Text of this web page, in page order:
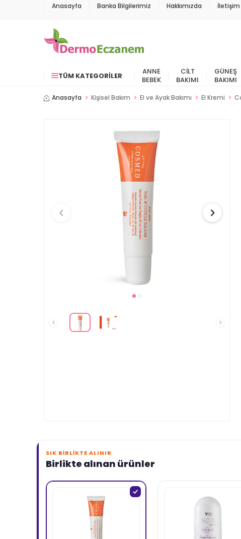
Anasayfa Banka Bilgilerimiz Hakkımızda İletişim
TÜM KATEGORILER
ANNE
BEBEK
CILT
BAKIMI
GÜNEŞ
BAKIMI
Anasayfa Kişisel Bakım El ve Ayak Bakımı El Kremi
SIK BIRLIKTE ALINIR
Birlikte alınan ürünler